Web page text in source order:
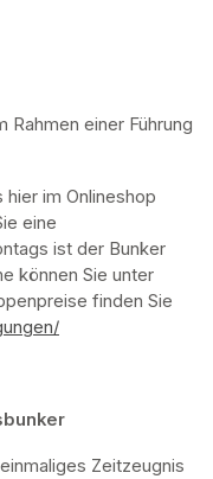
Rahmen einer Führung
hier im Onlineshop
eine
ist der Bunker
können Sie unter
finden Sie
Zeitzeugnis